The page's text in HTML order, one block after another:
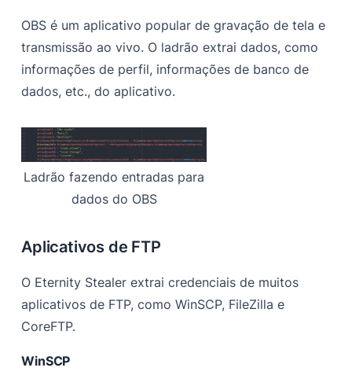
OBS é um aplicativo popular de gravação de tela e
transmissão ao vivo. O ladrão extrai dados, como
informações de perfil, informações de banco de
dados, etc., do aplicativo.
Ladrão fazendo entradas para
dados do OBS
Aplicativos de FTP
O Eternity Stealer extrai credenciais de muitos
aplicativos de FTP, como WinSCP, FileZilla e
CoreFTP.
WinSCP